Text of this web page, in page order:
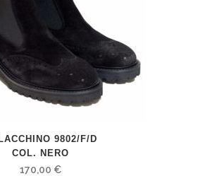
9802/F/D
COL. NERO
170,00 €